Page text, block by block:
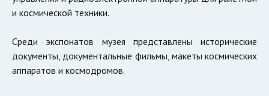
и космической техники.
Среди экспонатов музея представлены исторические
документы, документальные фильмы, макеты космических
аппаратов и космодромов.